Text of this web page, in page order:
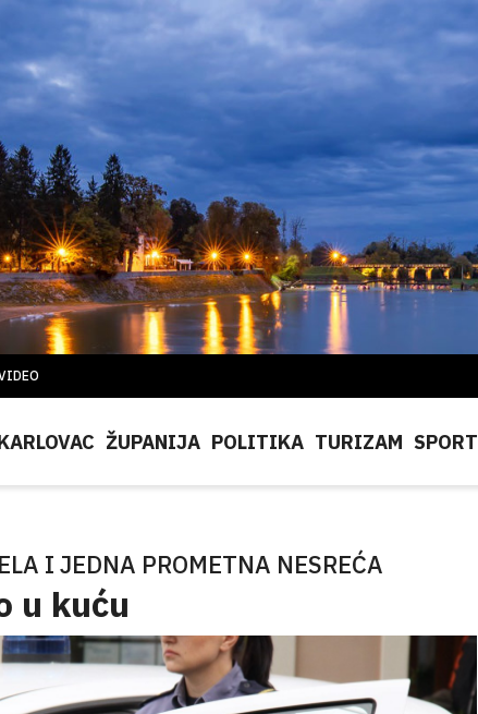
ŽUPANIJA POLITIKA TURIZAM SPORT
I JEDNA PROMETNA NESREĆA
u kuću